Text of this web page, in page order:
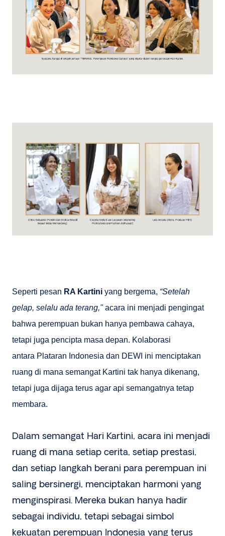
Seperti pesan RA Kartini yang bergema, “Setelah
gelap, selalu ada terang,"acara ini menjadi pengingat
bahwa perempuan bukan hanya pembawa cahaya,
tetapi juga pencipta masa depan. Kolaborasi
antara Plataran Indonesia dan DEWI ini menciptakan
ruang di mana semangat Kartini tak hanya dikenang,
tetapi juga dijaga terus agar api semangatnya tetap
membara.
Dalam semangat Hari Kartini, acara ini menjadi
ruang di mana setiap cerita, setiap prestasi,
dan setiap langkah berani para perempuan ini
saling bersinergi, menciptakan harmoni yang
menginspirasi. Mereka bukan hanya hadir
sebagai individu, tetapi sebagai simbol
kekuatan perempuan Indonesia yang terus